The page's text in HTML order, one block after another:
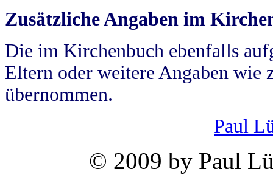
Zusätzliche Angaben im
Die im Kirchenbuch ebenfalls
Eltern oder weitere Angaben wie
übernommen.
Paul
© 2009 by Paul